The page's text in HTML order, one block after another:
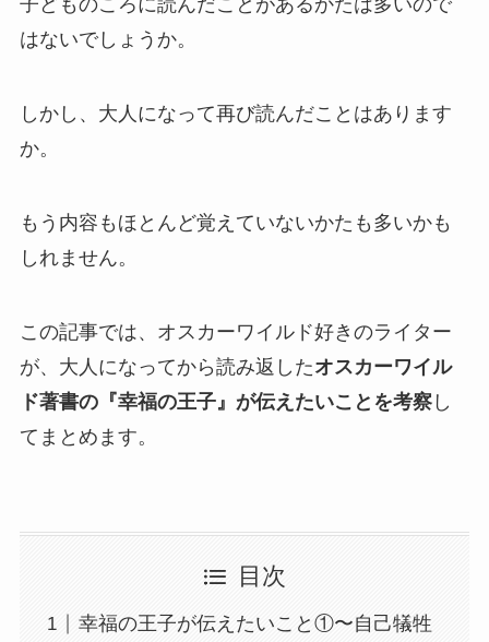
子どものころに読んだことがあるかたは多いので
はないでしょうか。
しかし、大人になって再び読んだことはあります
か。
もう内容もほとんど覚えていないかたも多いかも
しれません。
この記事では、オスカーワイルド好きのライター
が、大人になってから読み返したオスカーワイル
ド著書の『幸福の王子』が伝えたいことを考察し
てまとめます。
目次
幸福の王子が伝えたいこと①〜自己犠牲